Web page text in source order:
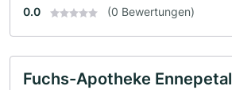
0.0 (0 Bewertungen)
Fuchs-Apotheke Ennepetal